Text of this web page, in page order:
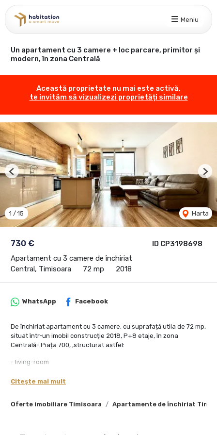
Meniu
Un apartament cu 3 camere + loc parcare, primitor și
modern, în zona Centrală
Această proprietate nu mai este activă,
te invităm să vizualizezi proprietăți similare
ID CP3198698
730 €
Apartament cu 3 camere de închiriat
Central, Timisoara
72 mp 2018
1 / 15 Harta
Previous
Oferte imobiliare Timisoara Apartamente de închiriat
WhatsApp Facebook
De închiriat apartament cu 3 camere, cu suprafață utila de 72 mp,
situat într-un imobil construcție 2018, P+8 etaje, în zona
Centrală- Piața 700, ,structurat astfel:
- living-room
- bucătărie cu spațiu de luat masa
Citește mai mult